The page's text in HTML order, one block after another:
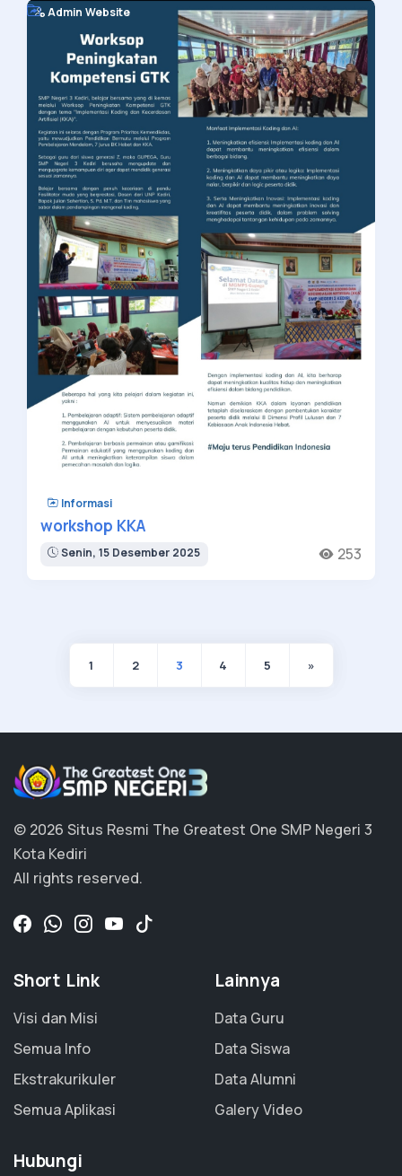
Admin Website
Informasi
workshop KKA
Senin, 15 Desember 2025 253
1 2 3 4 5 »
© 2026 Situs Resmi The Greatest One SMP Negeri 3
Kota Kediri
All rights reserved.
Short Link
Visi dan Misi
Semua Info
Ekstrakurikuler
Semua Aplikasi
Lainnya
Data Guru
Data Siswa
Data Alumni
Galery Video
Hubungi